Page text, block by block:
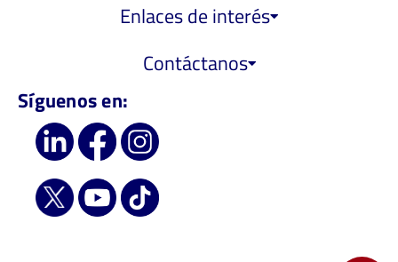
Enlaces de interés
Contáctanos
Síguenos en: